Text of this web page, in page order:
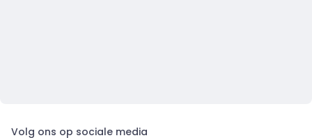
Volg ons op sociale media